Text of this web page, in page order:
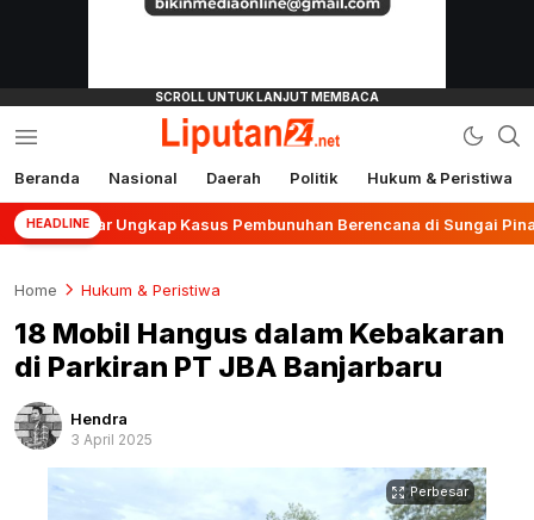
liputan24.net
Beranda Nasional Daerah Politik Hukum & Peristiwa
HEADLINE
Ungkap Kasus Pembunuhan Berencana di Sungai Pinang
Home Hukum & Peristiwa
18 Mobil Hangus dalam Kebakaran
di Parkiran PT JBA Banjarbaru
Hendra
3 April 2025
Perbesar